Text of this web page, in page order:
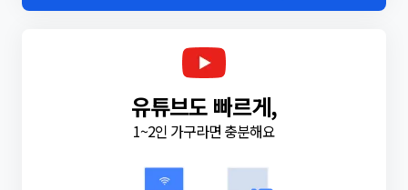
유튜브도 빠르게,
1~2인 가구라면 충분해요